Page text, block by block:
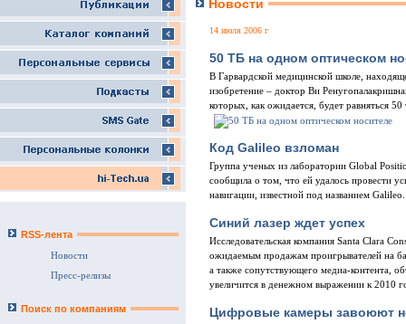
RSS-лента
Новости
Пресс-релизы
Поиск по компаниям
Новости
14 июля 2006 г
50 ТБ на одном оптическом
В Гарвардской медицинской школе,
изобретение – доктор Ви
которых, как ожидается, будет равняться 50
Код Galileo взломан
Группа ученых из лаборатории Global
сообщила о том, что ей удалось провести
навигации, известной под названием Galileo.
Синий лазер ждет успех
Исследовательская компания Santa Clara
ожидаемым продажам проигрывателей на
а также сопутствующего медиа-контента,
увеличится в денежном выражении к 2010
Цифровые камеры завоюют